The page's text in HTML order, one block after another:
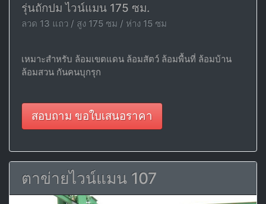
รุ่นถักปม ไวน์แมน 175 ซม.
ลวด 13 แถว / สูง 175 ซม / ห่าง 15 ซม
เหมาะสำหรับ ล้อมเขตแดน ล้อมสัตว์ ล้อมพื้นที่ ล้อมบ้าน
ล้อมสวน กันคนบุกรุก
สอบถาม ขอใบเสนอราคา
ตาข่ายไวน์แมน 107